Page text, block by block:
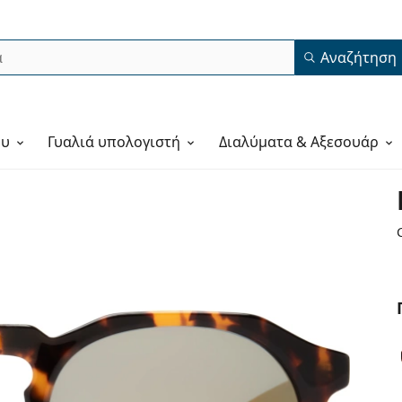
Αναζήτηση
Γυαλιά υπολογιστή Διαλύματα & Αξεσουάρ